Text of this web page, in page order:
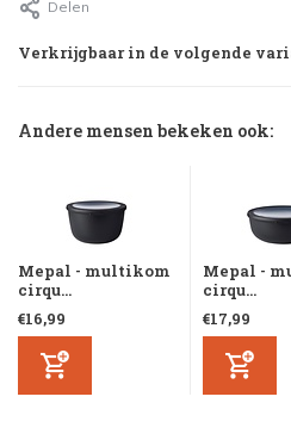
Delen
Verkrijgbaar in de volgende
Andere mensen bekeken ook:
Mepal - multikom
cirqu...
€16,99
Mepal -
cirqu...
€17,99